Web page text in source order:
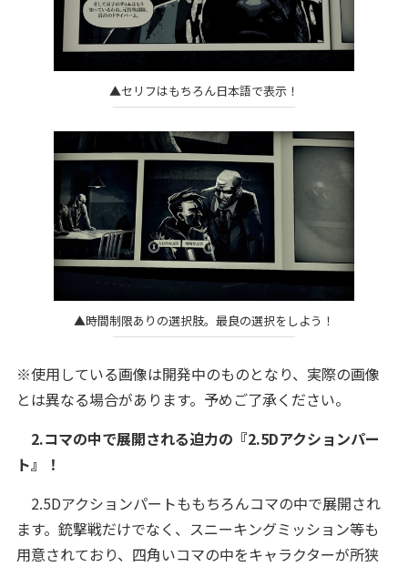
▲セリフはもちろん日本語で表示！
▲時間制限ありの選択肢。最良の選択をしよう！
※使用している画像は開発中のものとなり、実際の画像
とは異なる場合があります。予めご了承ください。
2.コマの中で展開される迫力の『2.5Dアクションパー
ト』！
2.5Dアクションパートももちろんコマの中で展開され
ます。銃撃戦だけでなく、スニーキングミッション等も
用意されており、四角いコマの中をキャラクターが所狭